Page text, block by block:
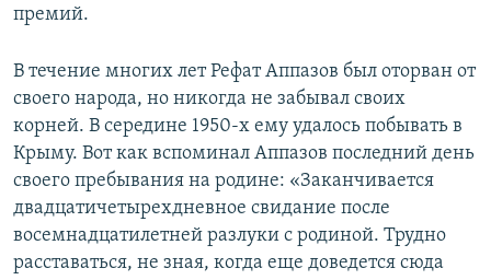
премий.
В течение многих лет Рефат Аппазов был оторван от
своего народа, но никогда не забывал своих
корней. В середине 1950-х ему удалось побывать в
Крыму. Вот как вспоминал Аппазов последний день
своего пребывания на родине: «Заканчивается
двадцатичетырехдневное свидание после
восемнадцатилетней разлуки с родиной. Трудно
расставаться, не зная, когда еще доведется сюда